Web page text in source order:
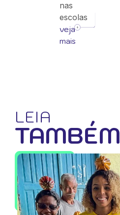
nas
escolas
veja
mais
LEIA
TAMBÉM